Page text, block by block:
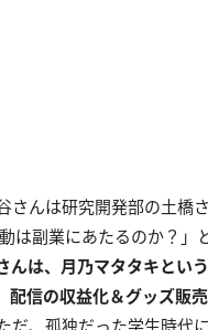
さんは研究開発部の土橋
は副業にあたるのか？」
んは、月乃マタタキとい
配信の収益化＆グッズ販売